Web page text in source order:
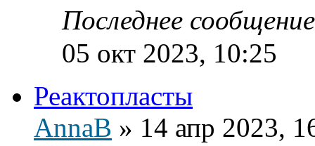
Последнее
05 окт 2023, 10:25
Реактопласты
AnnaB » 14 апр 2023,